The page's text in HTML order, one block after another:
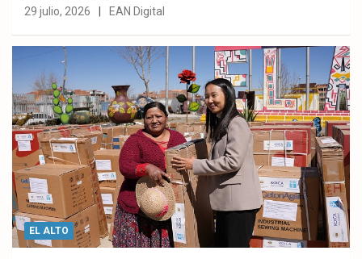
29 julio, 2026 EAN Digital
EL ALTO